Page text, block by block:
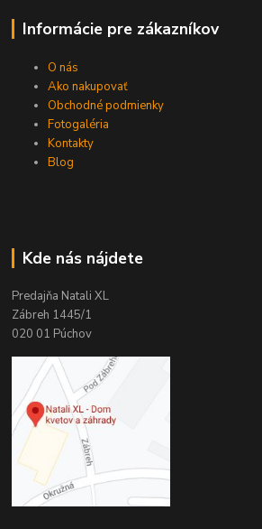
Informácie pre zákazníkov
O nás
Ako nakupovať
Obchodné podmienky
Fotogaléria
Kontakty
Blog
Kde nás nájdete
Predajňa Natali XL
Zábreh 1445/1
020 01 Púchov